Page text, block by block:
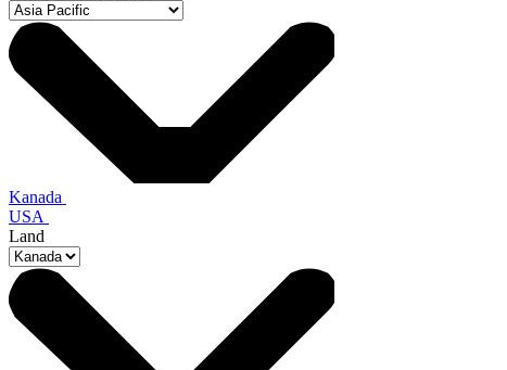
Kanada
USA
Land